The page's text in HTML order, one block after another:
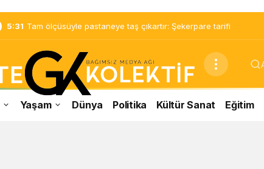
5:31 Tam ölçüsüyle pastaneye taş çıkartır: Şekerpare tarifi
Yaşam Dünya Politika Kültür Sanat Eğitim